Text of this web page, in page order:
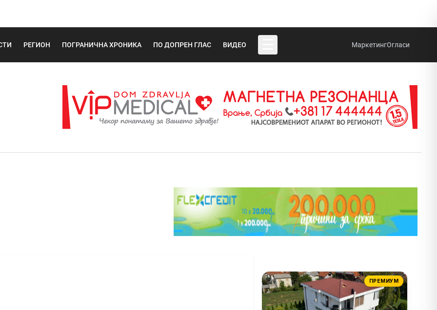
РЕГИОН ПОГРАНИЧНА ХРОНИКА ПО ДОПРЕН ГЛАС ВИДЕО МаркетингОгласи
ПРЕМИУМ